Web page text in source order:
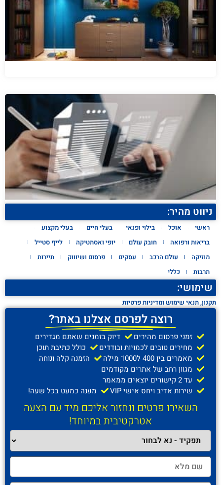
ניווט מהיר:
ראשי אוכל בילוי ופנאי בעלי חיים
בעלי מקצוע
בריאות ורפואה
חובק עולם יופי ואסתטיקה
לייף סטייל
מוזיקה
עולם הרכב עסקים פרסום ושיוווק
תיירות
תרבות
כללי
שימושי:
תקנון, תנאי שימוש ומדיניות פרטיות
רוצה לפרסם אצלנו באתר?
זמני פרסום מהירים
דיוק בזמנים שאתם מגדירים
מחירים טובים לכמויות ובודדים
כולל כתיבת תוכן
מאמרים בין 400 ל1000 מילה
הזמנה קלה ונוחה
מגוון רחב של אתרים מקודמים
עד 2 קישורים יוצאים ממאמר
שירות אדיב ויחס אישי VIP
מענה כמעט בכל שעה!
השאירו פרטים ונחזור אליכם מיד עם הצעה
אטרקטיבית במיוחד!